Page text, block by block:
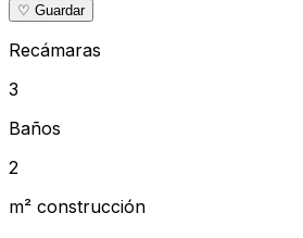
♡ Guardar
Recámaras
3
Baños
2
m² construcción